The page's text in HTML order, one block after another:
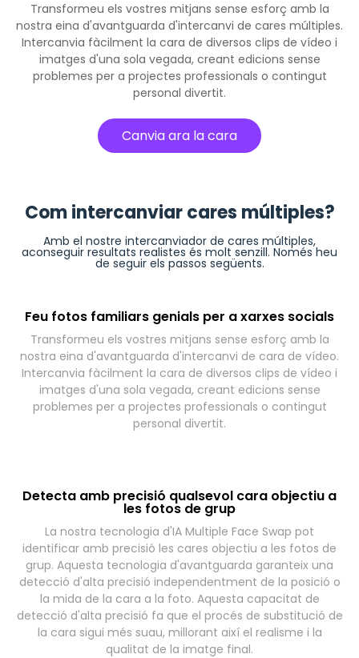
Transformeu els vostres mitjans sense esforç amb la
nostra eina d'avantguarda d'intercanvi de cares múltiples.
Intercanvia fàcilment la cara de diversos clips de vídeo i
imatges d'una sola vegada, creant edicions sense
problemes per a projectes professionals o contingut
personal divertit.
Canvia ara la cara
Com intercanviar cares múltiples?
Amb el nostre intercanviador de cares múltiples,
aconseguir resultats realistes és molt senzill. Només heu
de seguir els passos següents.
Feu fotos familiars genials per a xarxes socials
Transformeu els vostres mitjans sense esforç amb la
nostra eina d'avantguarda d'intercanvi de cara de vídeo.
Intercanvia fàcilment la cara de diversos clips de vídeo i
imatges d'una sola vegada, creant edicions sense
problemes per a projectes professionals o contingut
personal divertit.
Detecta amb precisió qualsevol cara objectiu a
les fotos de grup
La nostra tecnologia d'IA Multiple Face Swap pot
identificar amb precisió les cares objectiu a les fotos de
grup. Aquesta tecnologia d'avantguarda garanteix una
detecció d'alta precisió independentment de la posició o
la mida de la cara a la foto. Aquesta capacitat de
detecció d'alta precisió fa que el procés de substitució de
la cara sigui més suau, millorant així el realisme i la
qualitat de la imatge final.